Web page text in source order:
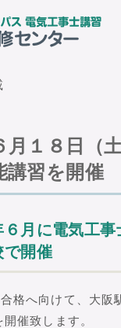
月１８日（
講習を開催
６月に電気工
で開催
格へ向けて、大阪
催致します。